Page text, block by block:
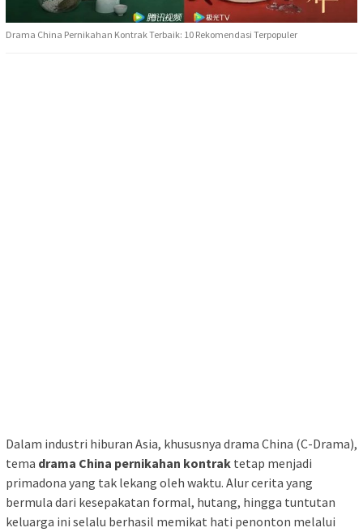
Drama China Pernikahan Kontrak Terbaik: 10 Rekomendasi Terpopuler
Dalam industri hiburan Asia, khususnya drama China (C-Drama),
tema drama China pernikahan kontrak tetap menjadi
primadona yang tak lekang oleh waktu. Alur cerita yang
bermula dari kesepakatan formal, hutang, hingga tuntutan
keluarga ini selalu berhasil memikat hati penonton melalui